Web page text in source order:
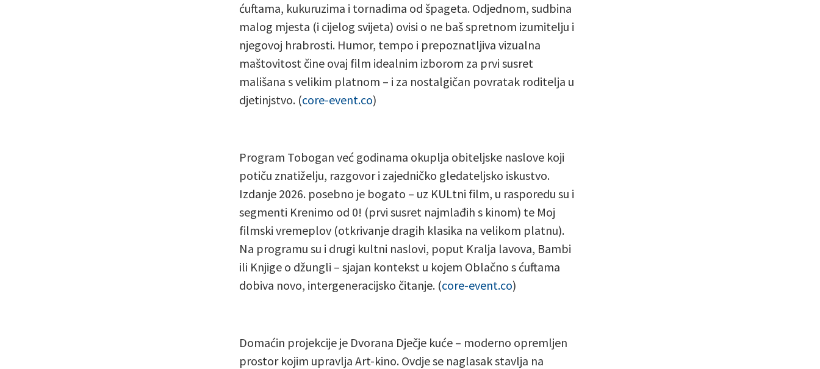
ćuftama, kukuruzima i tornadima od špageta. Odjednom, sudbina
malog mjesta (i cijelog svijeta) ovisi o ne baš spretnom izumitelju i
njegovoj hrabrosti. Humor, tempo i prepoznatljiva vizualna
maštovitost čine ovaj film idealnim izborom za prvi susret
mališana s velikim platnom – i za nostalgičan povratak roditelja u
djetinjstvo. (core-event.co)
Program Tobogan već godinama okuplja obiteljske naslove koji
potiču znatiželju, razgovor i zajedničko gledateljsko iskustvo.
Izdanje 2026. posebno je bogato – uz KULtni film, u rasporedu su i
segmenti Krenimo od 0! (prvi susret najmlađih s kinom) te Moj
filmski vremeplov (otkrivanje dragih klasika na velikom platnu).
Na programu su i drugi kultni naslovi, poput Kralja lavova, Bambi
ili Knjige o džungli – sjajan kontekst u kojem Oblačno s ćuftama
dobiva novo, intergeneracijsko čitanje. (core-event.co)
Domaćin projekcije je Dvorana Dječje kuće – moderno opremljen
prostor kojim upravlja Art-kino. Ovdje se naglasak stavlja na